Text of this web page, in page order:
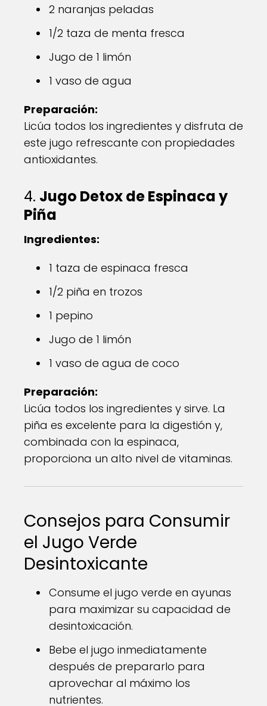
2 naranjas peladas
1/2 taza de menta fresca
Jugo de 1 limón
1 vaso de agua
Preparación:
Licúa todos los ingredientes y disfruta de
este jugo refrescante con propiedades
antioxidantes.
4. Jugo Detox de Espinaca y
Piña
Ingredientes:
1 taza de espinaca fresca
1/2 piña en trozos
1 pepino
Jugo de 1 limón
1 vaso de agua de coco
Preparación:
Licúa todos los ingredientes y sirve. La
piña es excelente para la digestión y,
combinada con la espinaca,
proporciona un alto nivel de vitaminas.
Consejos para Consumir
el Jugo Verde
Desintoxicante
Consume el jugo verde en ayunas
para maximizar su capacidad de
desintoxicación.
Bebe el jugo inmediatamente
después de prepararlo para
aprovechar al máximo los
nutrientes.